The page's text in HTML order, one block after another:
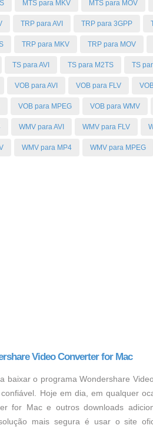
MTS para MKV MTS para MOV
TRP para AVI TRP para 3GPP
TRP para MKV TRP para MOV
TS para AVI TS para M2TS TS
VOB para AVI VOB para FLV
VOB para MPEG VOB para WMV
WMV para AVI WMV para FLV
WMV para MP4 WMV para MPEG
Video Converter for Mac
baixar o programa Wondershare
Hoje em dia, em qualquer
for Mac e outros downloads
mais segura é usar o site